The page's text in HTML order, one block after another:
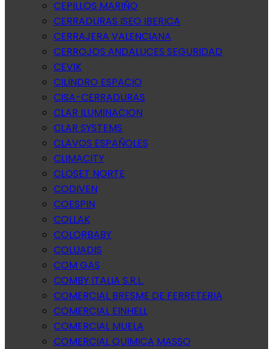
CEPILLOS MARIÑO
CERRADURAS ISEO IBERICA
CERRAJERA VALENCIANA
CERROJOS ANDALUCES SEGURIDAD
CEVIK
CILINDRO ESPACIO
CISA-CERRADURAS
CLAR ILUMINACION
CLAR SYSTEMS
CLAVOS ESPAÑOLES
CLIMACITY
CLOSET NORTE
CODIVEN
COESPIN
COLLAK
COLORBABY
COLUADIS
COM GAS
COMBY ITALIA S.R.L.
COMERCIAL BRESME DE FERRETERIA
COMERCIAL EINHELL
COMERCIAL MUELA
COMERCIAL QUIMICA MASSO